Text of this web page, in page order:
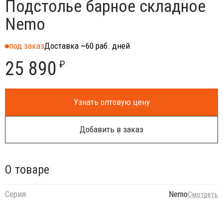
Подстолье барное складное
Nemo
под заказДоставка ~60 раб. дней
25 890 ₽
Узнать оптовую цену
Добавить в заказ
О товаре
Серия NemoСмотреть